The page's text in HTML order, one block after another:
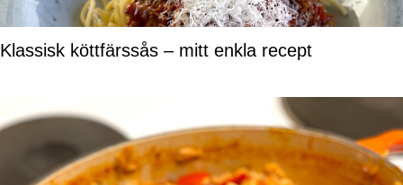
Klassisk köttfärssås – mitt enkla recept